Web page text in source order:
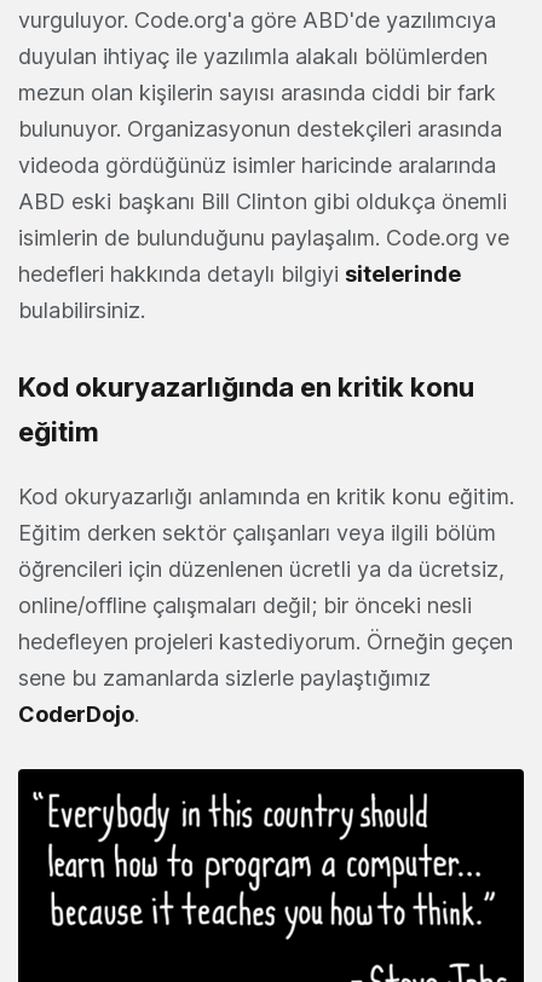
vurguluyor. Code.org'a göre ABD'de yazılımcıya
duyulan ihtiyaç ile yazılımla alakalı bölümlerden
mezun olan kişilerin sayısı arasında ciddi bir fark
bulunuyor. Organizasyonun destekçileri arasında
videoda gördüğünüz isimler haricinde aralarında
ABD eski başkanı Bill Clinton gibi oldukça önemli
isimlerin de bulunduğunu paylaşalım. Code.org ve
hedefleri hakkında detaylı bilgiyi sitelerinde
bulabilirsiniz.
Kod okuryazarlığında en kritik konu
eğitim
Kod okuryazarlığı anlamında en kritik konu eğitim.
Eğitim derken sektör çalışanları veya ilgili bölüm
öğrencileri için düzenlenen ücretli ya da ücretsiz,
online/offline çalışmaları değil; bir önceki nesli
hedefleyen projeleri kastediyorum. Örneğin geçen
sene bu zamanlarda sizlerle paylaştığımız
CoderDojo.